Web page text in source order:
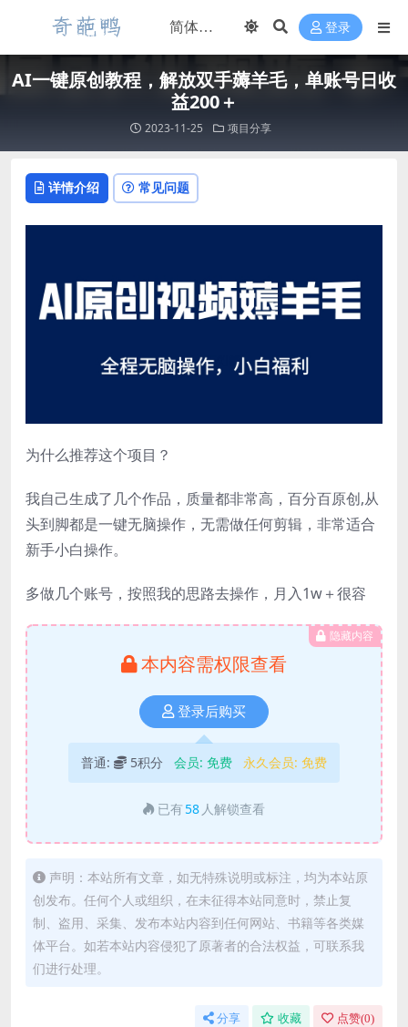
登录
AI一键原创教程，解放双手薅羊毛，单账号日收
益200＋
2023-11-25 项目分享
详情介绍 常见问题
为什么推荐这个项目？
我自己生成了几个作品，质量都非常高，百分百原创,从
头到脚都是一键无脑操作，无需做任何剪辑，非常适合
新手小白操作。
多做几个账号，按照我的思路去操作，月入1w＋很容
隐藏内容
本内容需权限查看
登录后购买
普通: 5积分 会员: 免费 永久会员: 免费
已有 58 人解锁查看
声明：本站所有文章，如无特殊说明或标注，均为本站原
创发布。任何个人或组织，在未征得本站同意时，禁止复
制、盗用、采集、发布本站内容到任何网站、书籍等各类媒
体平台。如若本站内容侵犯了原著者的合法权益，可联系我
们进行处理。
分享 收藏 点赞(0)